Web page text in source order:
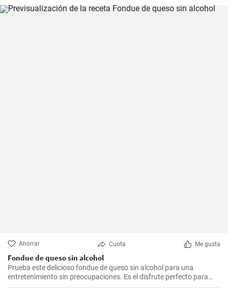
Ahorrar Cuota Me gusta
Fondue de queso sin alcohol
Prueba este delicioso fondue de queso sin alcohol para una
entretenimiento sin preocupaciones. Es el disfrute perfecto para
una noche acogedora con amigos y familiares. Sírvelo con tus